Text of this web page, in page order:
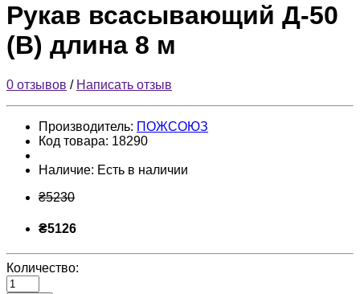
Рукав всасывающий Д-50
(В) длина 8 м
0 отзывов / Написать отзыв
Производитель: ПОЖСОЮЗ
Код товара: 18290
Наличие: Есть в наличии
₴5230
₴5126
Количество: